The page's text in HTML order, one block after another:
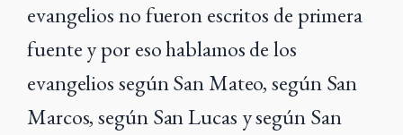
evangelios no fueron escritos de primera
fuente y por eso hablamos de los
evangelios según San Mateo, según San
Marcos, según San Lucas y según San